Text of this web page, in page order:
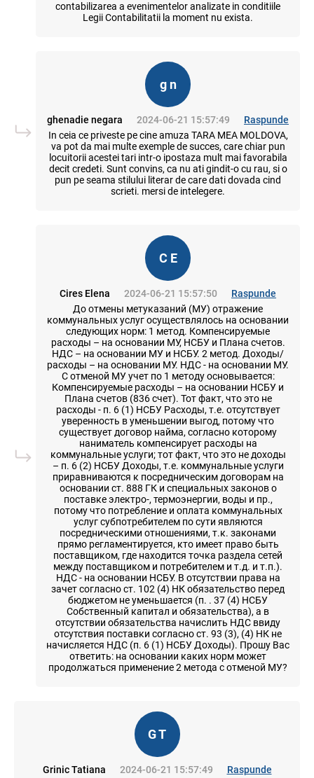
contabilizarea a evenimentelor analizate in conditiile
Legii Contabilitatii la moment nu exista.
g n
ghenadie negara 2024-06-21 15:57:49
Raspunde
In ceia ce priveste pe cine amuza TARA MEA MOLDOVA,
va pot da mai multe exemple de succes, care chiar pun
locuitorii acestei tari intr-o ipostaza mult mai favorabila
decit credeti. Sunt convins, ca nu ati gindit-o cu rau, si o
pun pe seama stilului literar de care dati dovada cind
scrieti. mersi de intelegere.
C E
Cires Elena 2024-06-21 15:57:50
Raspunde
До отмены метуказаний (МУ) отражение
коммунальных услуг осуществлялось на основании
следующих норм: 1 метод. Компенсируемые
расходы – на основании МУ, НСБУ и Плана счетов.
НДС – на основании МУ и НСБУ. 2 метод. Доходы/
расходы – на основании МУ. НДС - на основании МУ.
С отменой МУ учет по 1 методу основывается:
Компенсируемые расходы – на основании НСБУ и
Плана счетов (836 счет). Тот факт, что это не
расходы - п. 6 (1) НСБУ Расходы, т.е. отсутствует
уверенность в уменьшении выгод, потому что
существует договор найма, согласно которому
наниматель компенсирует расходы на
коммунальные услуги; тот факт, что это не доходы
– п. 6 (2) НСБУ Доходы, т.е. коммунальные услуги
приравниваются к посредническим договорам на
основании ст. 888 ГК и специальных законов о
поставке электро-, термоэнергии, воды и пр.,
потому что потребление и оплата коммунальных
услуг субпотребителем по сути являются
посредническими отношениями, т.к. законами
прямо регламентируется, кто имеет право быть
поставщиком, где находится точка раздела сетей
между поставщиком и потребителем и т.д. и т.п.).
НДС - на основании НСБУ. В отсутствии права на
зачет согласно ст. 102 (4) НК обязательство перед
бюджетом не уменьшается (п. . 37 (4) НСБУ
Собственный капитал и обязательства), а в
отсутствии обязательства начислить НДС ввиду
отсутствия поставки согласно ст. 93 (3), (4) НК не
начисляется НДС (п. 6 (1) НСБУ Доходы). Прошу Вас
ответить: на основании каких норм может
продолжаться применение 2 метода с отменой МУ?
G T
Grinic Tatiana 2024-06-21 15:57:49
Raspunde